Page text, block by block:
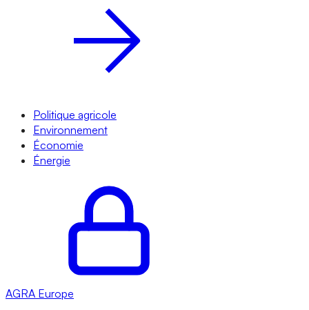
Politique agricole
Environnement
Économie
Énergie
AGRA Europe